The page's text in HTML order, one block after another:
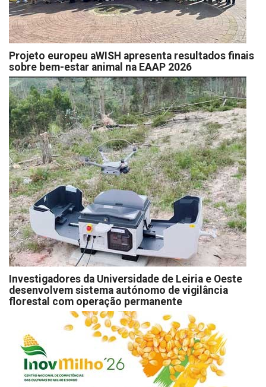
Projeto europeu aWISH apresenta resultados finais
sobre bem-estar animal na EAAP 2026
Investigadores da Universidade de Leiria e Oeste
desenvolvem sistema autónomo de vigilância
florestal com operação permanente